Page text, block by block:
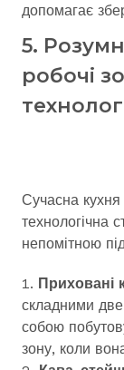
допомагає
5.
робочі
Сучасна кухня
технологічна
непомітною
Приховані
складними
собою
зону, коли